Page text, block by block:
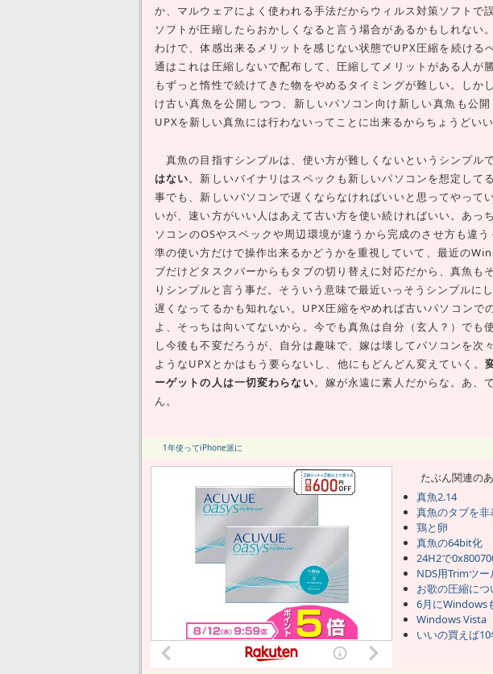
か、マルウェアによく使われる手法だからウィルス対策ソフトで
ソフトが圧縮したらおかしくなると言う場合があるかもしれない
わけで、体感出来るメリットを感じない状態でUPX圧縮を続ける
通はこれは圧縮しないで配布して、圧縮してメリットがある人が
もずっと惰性で続けてきた物をやめるタイミングが難しい。しか
け古い真魚を公開しつつ、新しいパソコン向け新しい真魚も公
UPXを新しい真魚には行わないってことに出来るからちょうどいい
真魚の目指すシンプルは、使い方が難しくないというシンプルで
はない。新しいバイナリはスペックも新しいパソコンを想定して
事でも、新しいパソコンで遅くならなければいいと思ってやって
いが、速い方がいい人はあえて古い方を使い続ければいい。あっ
ソコンのOSやスペックや周辺環境が違うから完成のさせ方も違
準の使い方だけで操作出来るかどうかを重視していて、最近の
ブだけどタスクバーからもタブの切り替えに対応だから、真魚も
りシンプルと言う事だ。そういう意味で最近いっそうシンプルに
遅くなってるかも知れない。UPX圧縮をやめれば古いパソコンで
よ、そっちは向いてないから。今でも真魚は自分（玄人？）でも
し今後も不変だろうが、自分は趣味で、嫁は壊してパソコンを次
ようなUPXとかはもう要らないし、他にもどんどん変えていく。
ーゲットの人は一切変わらない。嫁が永遠に素人だからな。あ、
ん。
1年使ってiPhone派に
たぶん関連の
真魚2.14
真魚のタブを
鶏と卵
真魚の64bit化
24H2で
NDS用Trimツー
お歌の圧縮につ
6月にWindows
Windows Vista
いいの買えば